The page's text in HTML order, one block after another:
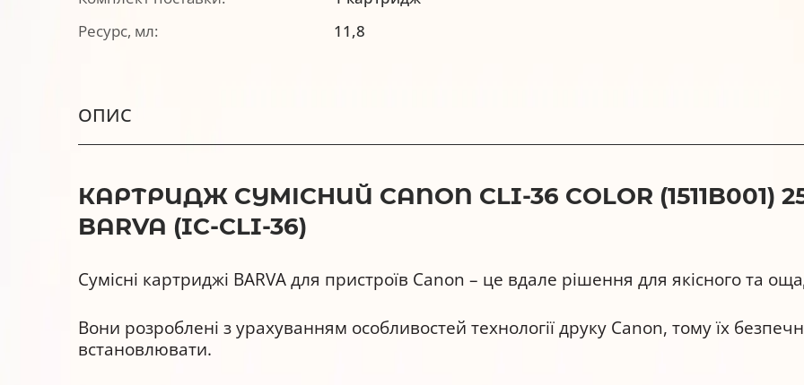
Ресурс, мл:
11,8
ОПИС
КАРТРИДЖ СУМІСНИЙ CANON CLI-36 COLOR
BARVA (IC-CLI-36)
Сумісні картриджі BARVA для пристроїв Canon – це вдале рішення для якісного та
Вони розроблені з урахуванням особливостей технології друку Canon, тому їх
встановлювати.